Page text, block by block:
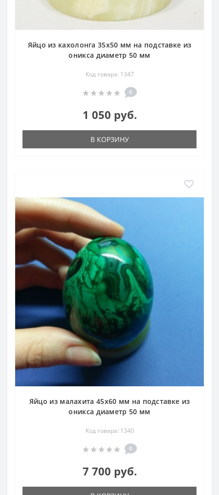
Яйцо из кахолонга 35х50 мм на подставке из
оникса диаметр 50 мм
Код товара: 1347
0
1 050 руб.
В КОРЗИНУ
Яйцо из малахита 45х60 мм на подставке из
оникса диаметр 50 мм
Код товара: 1340
0
7 700 руб.